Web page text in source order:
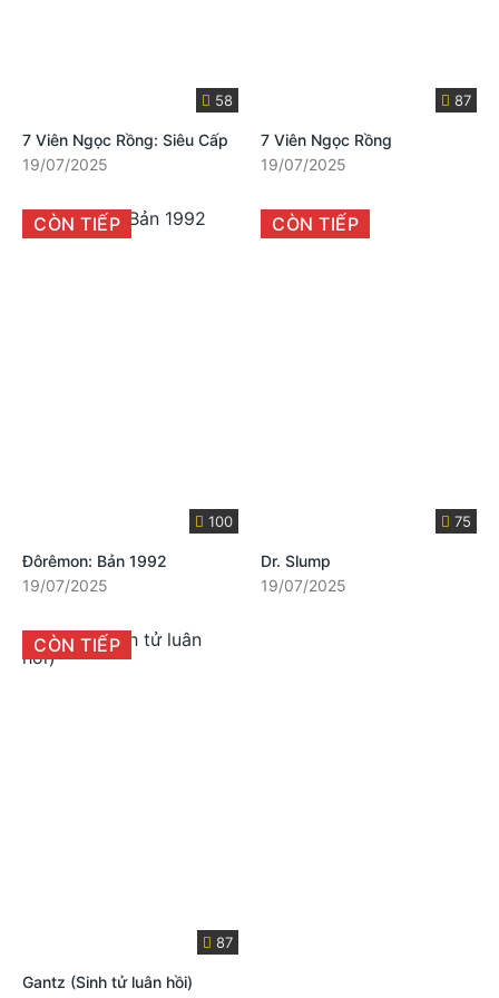
58
7 Viên Ngọc Rồng: Siêu Cấp
19/07/2025
87
7 Viên Ngọc Rồng
19/07/2025
100
CÒN TIẾP
Đôrêmon: Bản 1992
19/07/2025
75
CÒN TIẾP
Dr. Slump
19/07/2025
87
CÒN TIẾP
Gantz (Sinh tử luân hồi)